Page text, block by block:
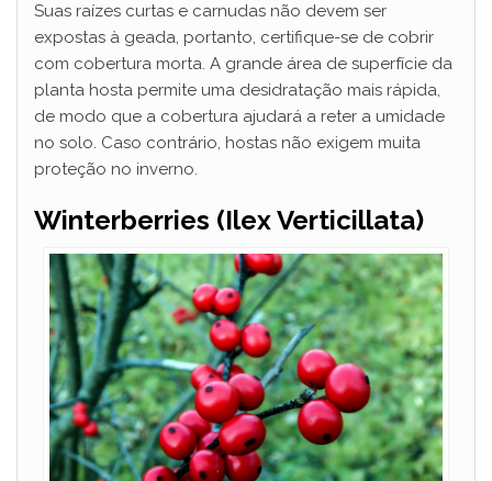
Suas raízes curtas e carnudas não devem ser
expostas à geada, portanto, certifique-se de cobrir
com cobertura morta. A grande área de superfície da
planta hosta permite uma desidratação mais rápida,
de modo que a cobertura ajudará a reter a umidade
no solo. Caso contrário, hostas não exigem muita
proteção no inverno.
Winterberries (Ilex Verticillata)